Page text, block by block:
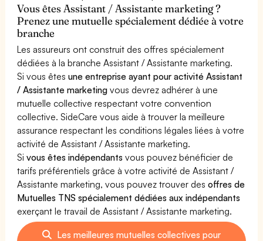
Vous êtes Assistant / Assistante marketing ?
Prenez une mutuelle spécialement dédiée à votre
branche
Les assureurs ont construit des offres spécialement
dédiées à la branche Assistant / Assistante marketing.
Si vous êtesune entreprise ayant pour activité Assistant
/ Assistante marketing vous devrez adhérer à une
mutuelle collective respectant votre convention
collective. SideCare vous aide à trouver la meilleure
assurance respectant les conditions légales liées à votre
activité de Assistant / Assistante marketing.
Sivous êtes indépendants vous pouvez bénéficier de
tarifs préférentiels grâce à votre activité de Assistant /
Assistante marketing, vous pouvez trouver desoffres de
Mutuelles TNS spécialement dédiées aux indépendants
exerçant le travail de Assistant / Assistante marketing.
Les meilleures mutuelles collectives pour